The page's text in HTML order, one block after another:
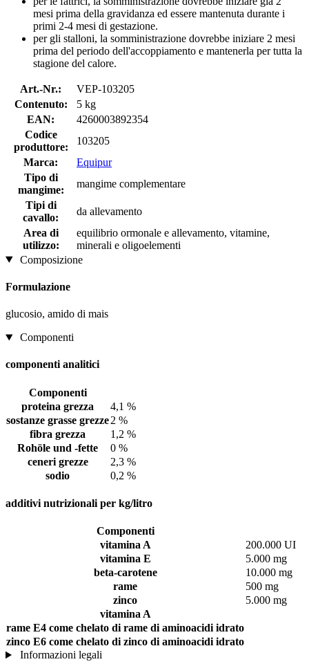
mesi prima della gravidanza ed essere mantenuta durante i
primi 2-4 mesi di gestazione.
per gli stalloni, la somministrazione dovrebbe iniziare 2 mesi
prima del periodo dell'accoppiamento e mantenerla per tutta la
stagione del calore.
Art.-Nr.:
VEP-103205
Contenuto:
5 kg
EAN:
4260003892354
Codice
produttore:
103205
Marca:
Equipur
Tipo di
mangime:
mangime complementare
Tipi di
cavallo:
da allevamento
Area di
utilizzo:
equilibrio ormonale e allevamento, vitamine,
minerali e oligoelementi
Composizione
Formulazione
glucosio, amido di mais
Componenti
componenti analitici
Componenti
proteina grezza
4,1 %
sostanze grasse grezze2 %
fibra grezza
1,2 %
Rohöle und -fette
0 %
ceneri grezze
2,3 %
sodio
0,2 %
additivi nutrizionali per kg/litro
Componenti
vitamina A
200.000 UI
vitamina E
5.000 mg
beta-carotene
10.000 mg
rame
500 mg
zinco
5.000 mg
vitamina A
rame E4 come chelato di rame di aminoacidi idrato
zinco E6 come chelato di zinco di aminoacidi idrato
Informazioni legali